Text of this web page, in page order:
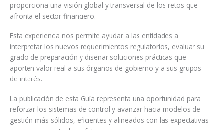
proporciona una visión global y transversal de los retos que
afronta el sector financiero.
Esta experiencia nos permite ayudar a las entidades a
interpretar los nuevos requerimientos regulatorios, evaluar su
grado de preparación y diseñar soluciones prácticas que
aporten valor real a sus órganos de gobierno y a sus grupos
de interés.
La publicación de esta Guía representa una oportunidad para
reforzar los sistemas de control y avanzar hacia modelos de
gestión más sólidos, eficientes y alineados con las expectativas